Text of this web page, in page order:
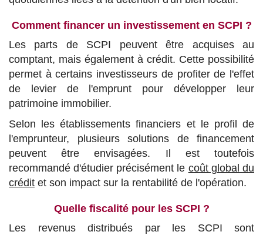
Comment financer un investissement en SCPI ?
Les parts de SCPI peuvent être acquises au
comptant, mais également à crédit. Cette possibilité
permet à certains investisseurs de profiter de l'effet
de levier de l'emprunt pour développer leur
patrimoine immobilier.
Selon les établissements financiers et le profil de
l'emprunteur, plusieurs solutions de financement
peuvent être envisagées. Il est toutefois
recommandé d'étudier précisément le coût global du
crédit et son impact sur la rentabilité de l'opération.
Quelle fiscalité pour les SCPI ?
Les revenus distribués par les SCPI sont